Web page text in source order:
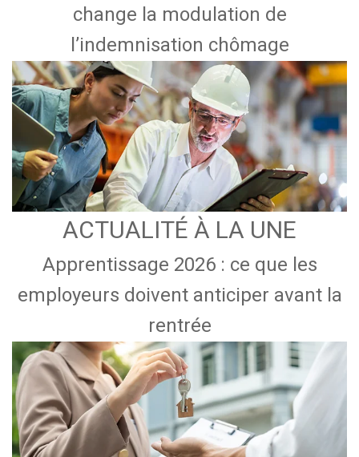
change la modulation de
l’indemnisation chômage
ACTUALITÉ À LA UNE
Apprentissage 2026 : ce que les
employeurs doivent anticiper avant la
rentrée